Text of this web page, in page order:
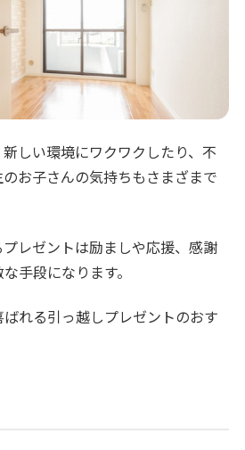
しい環境にワクワクしたり、不
お子さんの気持ちもさまざまで
レゼントは励ましや応援、感謝
手段になります。
れる引っ越しプレゼントのおす